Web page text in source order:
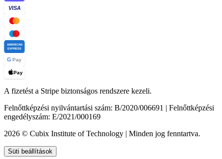
VISA
AMERICAN
EXPRESS
G Pay
Pay
A fizetést a Stripe biztonságos rendszere kezeli.
Felnőttképzési nyilvántartási szám: B/2020/006691 | Felnőttképzési
engedélyszám: E/2021/000169
2026 © Cubix Institute of Technology | Minden jog fenntartva.
Süti beállítások